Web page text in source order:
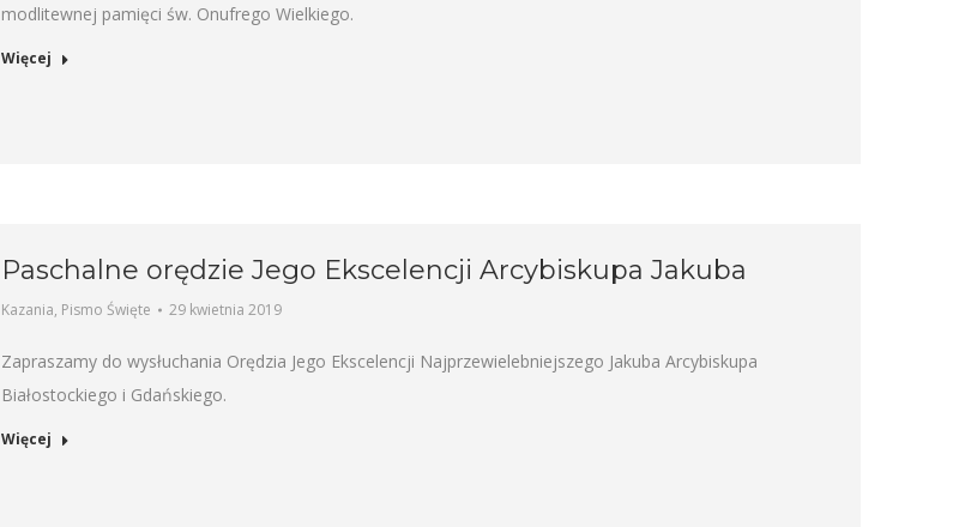
modlitewnej pamięci św. Onufrego Wielkiego.
Więcej
Paschalne orędzie Jego Ekscelencji Arcybiskupa Jakuba
Kazania, Pismo Święte 29 kwietnia 2019
Zapraszamy do wysłuchania Orędzia Jego Ekscelencji Najprzewielebniejszego Jakuba Arcybiskupa
Białostockiego i Gdańskiego.
Więcej